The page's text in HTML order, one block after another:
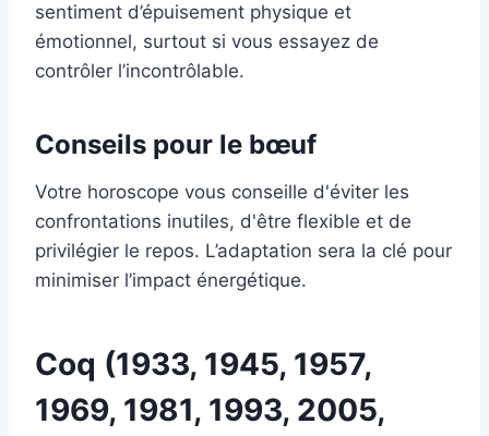
sentiment d’épuisement physique et
émotionnel, surtout si vous essayez de
contrôler l’incontrôlable.
Conseils pour le bœuf
Votre horoscope vous conseille d'éviter les
confrontations inutiles, d'être flexible et de
privilégier le repos. L’adaptation sera la clé pour
minimiser l’impact énergétique.
Coq (1933, 1945, 1957,
1969, 1981, 1993, 2005,